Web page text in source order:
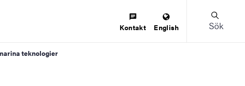
Kontakt English Sök
teknologier